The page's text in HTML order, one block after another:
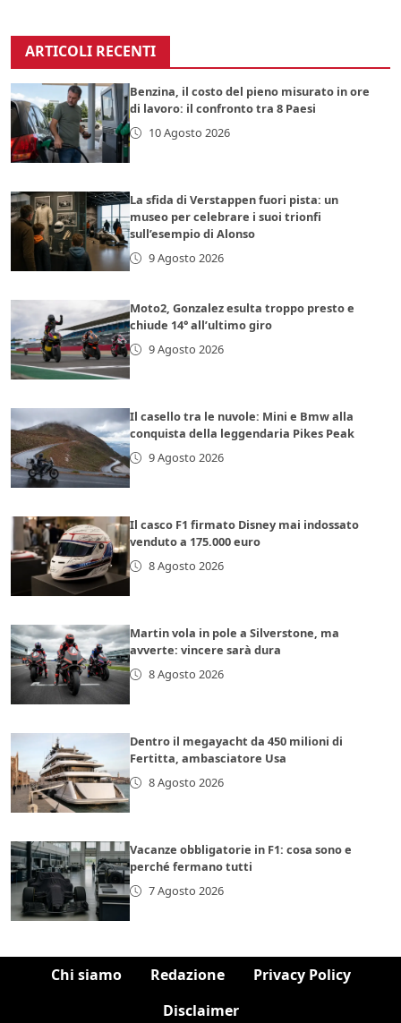
ARTICOLI RECENTI
Benzina, il costo del pieno misurato in ore
di lavoro: il confronto tra 8 Paesi
10 Agosto 2026
La sfida di Verstappen fuori pista: un
museo per celebrare i suoi trionfi
sull’esempio di Alonso
9 Agosto 2026
Moto2, Gonzalez esulta troppo presto e
chiude 14° all’ultimo giro
9 Agosto 2026
Il casello tra le nuvole: Mini e Bmw alla
conquista della leggendaria Pikes Peak
9 Agosto 2026
Il casco F1 firmato Disney mai indossato
venduto a 175.000 euro
8 Agosto 2026
Martin vola in pole a Silverstone, ma
avverte: vincere sarà dura
8 Agosto 2026
Dentro il megayacht da 450 milioni di
Fertitta, ambasciatore Usa
8 Agosto 2026
Vacanze obbligatorie in F1: cosa sono e
perché fermano tutti
7 Agosto 2026
Chi siamo Redazione
Privacy Policy
Disclaimer